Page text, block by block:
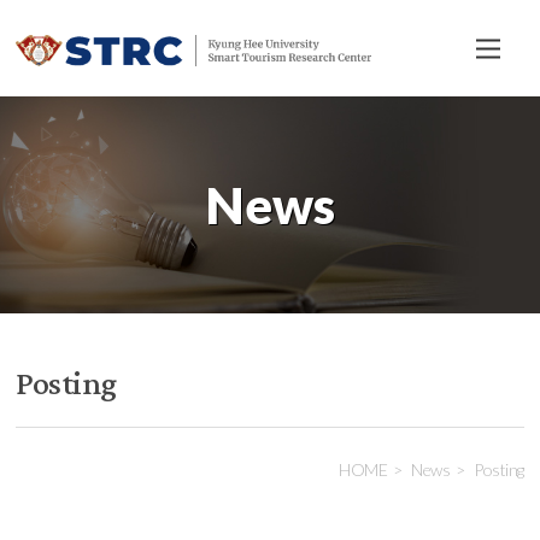
전
체
News
Posting
HOME News Posting